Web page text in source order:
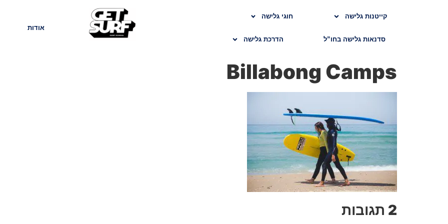
קייטנות גלישה חוגי גלישה
סדנאות גלישה בחו”ל הדרכת גלישה
בלוג אודות
Billabong Camps
2 תגובות